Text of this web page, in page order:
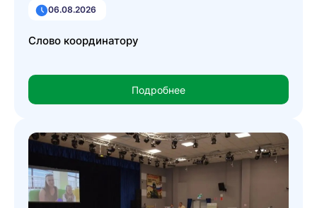
06.08.2026
Слово координатору
Подробнее